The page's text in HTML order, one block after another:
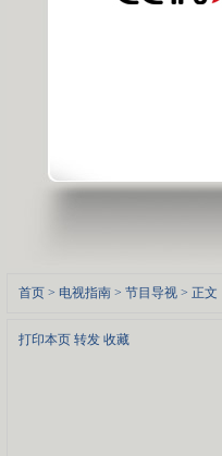
首页 > 电视指南 > 节目导视 > 正文
打印本页 转发 收藏